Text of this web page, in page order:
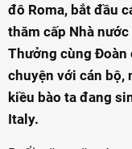
đô Roma, bắt đầu
thăm cấp Nhà
Thưởng cùng Đoàn
chuyện với cán bộ,
kiều bào ta đang
Italy.